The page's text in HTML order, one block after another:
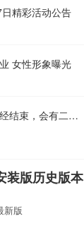
日精彩活动公告
女性形象曝光
《问道》手游首测已经结束，会有二测吗？什么时候公测？
装版历史版本
新版